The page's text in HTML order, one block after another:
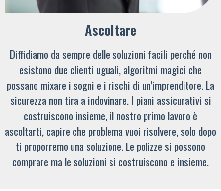
Ascoltare
Diffidiamo da sempre delle soluzioni facili perché non
esistono due clienti uguali, algoritmi magici che
possano mixare i sogni e i rischi di un’imprenditore. La
sicurezza non tira a indovinare. I piani assicurativi si
costruiscono insieme, il nostro primo lavoro è
ascoltarti, capire che problema vuoi risolvere, solo dopo
ti proporremo una soluzione. Le polizze si possono
comprare ma le soluzioni si costruiscono e insieme.